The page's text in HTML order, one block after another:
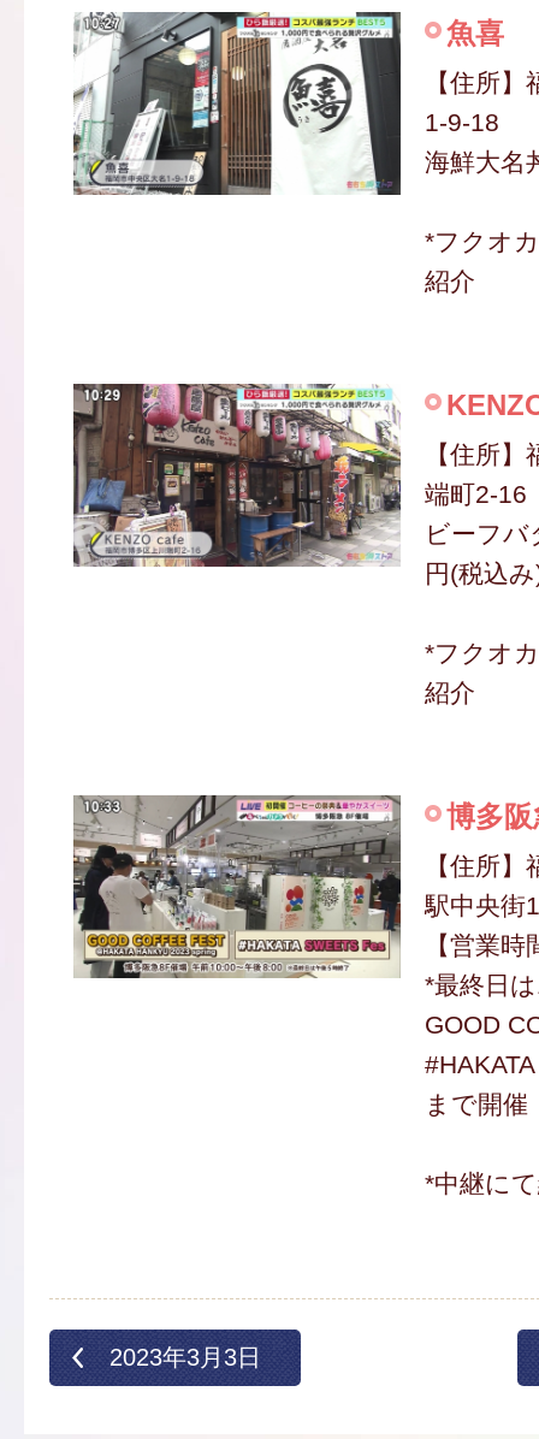
魚喜
【住所
1-9-18
海鮮大名
*フクオ
紹介
【住所
端町2-16
ビーフ
円(税込
*フクオ
紹介
博多阪
【住所
駅中央街
【営業
*最終日
GOOD
まで開催
*中継に
2023年3月3日